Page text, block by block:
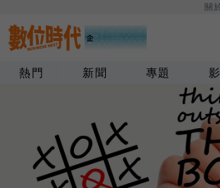
關
熱門 新聞 專題